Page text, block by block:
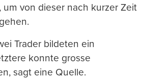
um von dieser nach kurzer Zeit
Trader bildeten ein
konnte grosse
sagt eine Quelle.